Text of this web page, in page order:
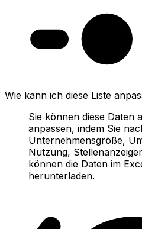
Wie kann ich diese Liste
Sie können diese Daten
anpassen, indem Sie
Unternehmensgröße,
Nutzung,
können die Daten im
herunterladen.